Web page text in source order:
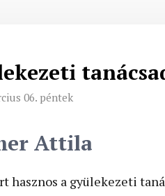
06. péntek
Attila
hasznos a gyülekezeti